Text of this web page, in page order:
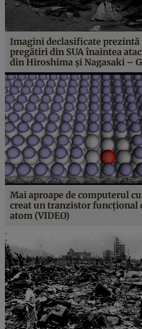
Imagini declasificate
pregătiri din SUA înaintea
din Hiroshima şi Nagasaki –
Mai aproape de computerul
creat un tranzistor
atom (VIDEO)